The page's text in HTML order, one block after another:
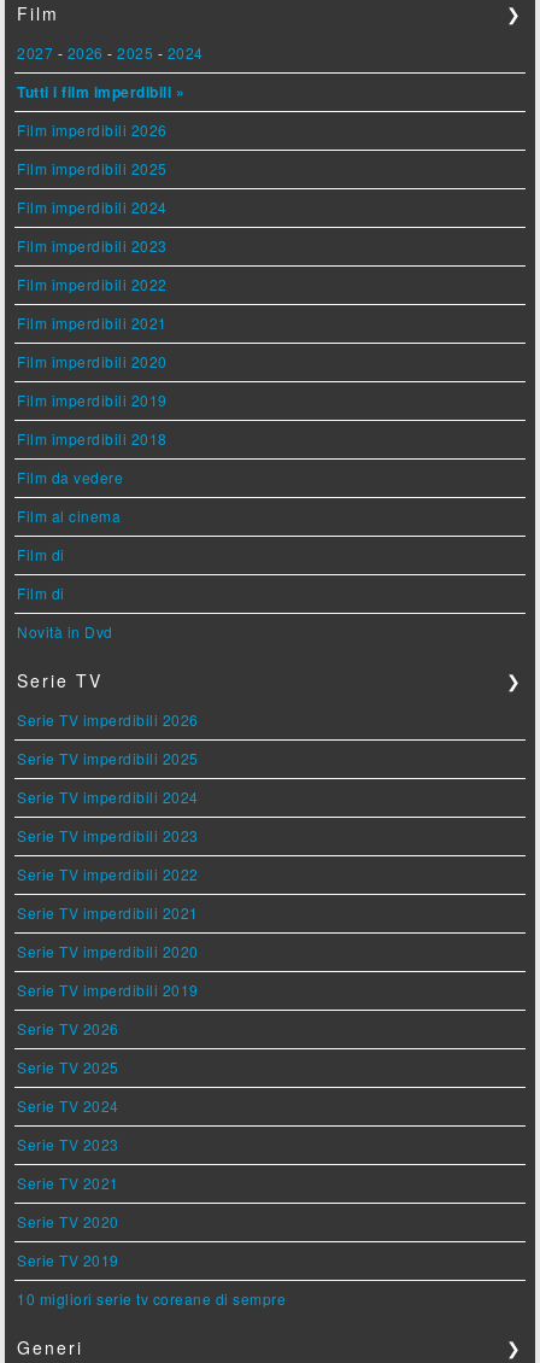
Film ❯
2027 - 2026 -2025 - 2024
Tutti i film imperdibili »
Film imperdibili 2026
Film imperdibili 2025
Film imperdibili 2024
Film imperdibili 2023
Film imperdibili 2022
Film imperdibili 2021
Film imperdibili 2020
Film imperdibili 2019
Film imperdibili 2018
Film da vedere
Film al cinema
Film di
Film di
Novità in Dvd
Serie TV ❯
Serie TV imperdibili 2026
Serie TV imperdibili 2025
Serie TV imperdibili 2024
Serie TV imperdibili 2023
Serie TV imperdibili 2022
Serie TV imperdibili 2021
Serie TV imperdibili 2020
Serie TV imperdibili 2019
Serie TV 2026
Serie TV 2025
Serie TV 2024
Serie TV 2023
Serie TV 2021
Serie TV 2020
Serie TV 2019
10 migliori serie tv coreane di sempre
Generi ❯